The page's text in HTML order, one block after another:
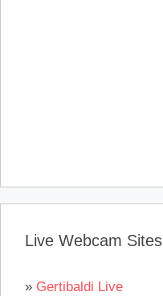
Live Webcam Sites
» Gertibaldi Live